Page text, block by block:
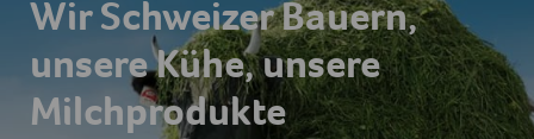
Wir Schweizer Bauern,
unsere Kühe, unsere
Milchprodukte